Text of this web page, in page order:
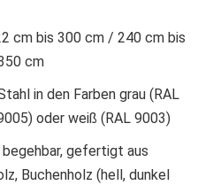
cm bis 300 cm / 240 cm bis
cm
in den Farben grau (RAL
oder weiß (RAL 9003)
gefertigt aus
Buchenholz (hell, dunkel